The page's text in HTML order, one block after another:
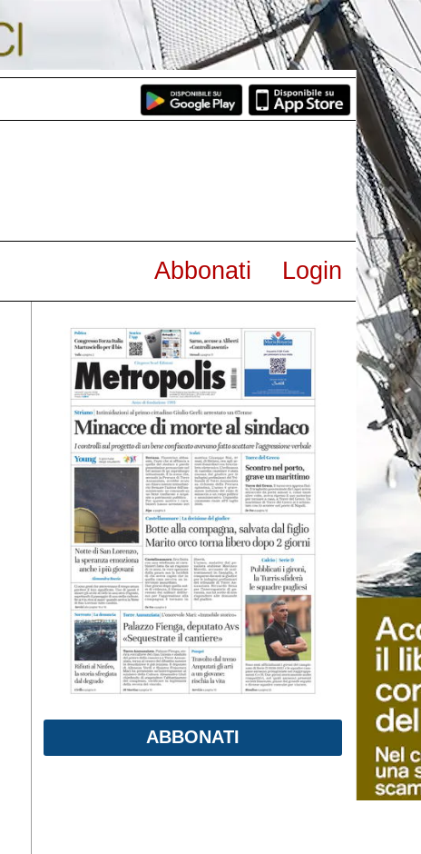
Abbonati Login
ABBONATI